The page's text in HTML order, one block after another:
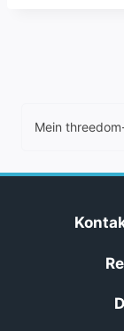
Mein